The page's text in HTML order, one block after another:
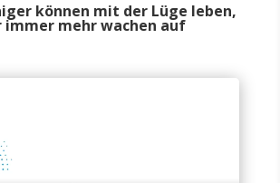
können mit der Lüge leben,
immer mehr wachen auf